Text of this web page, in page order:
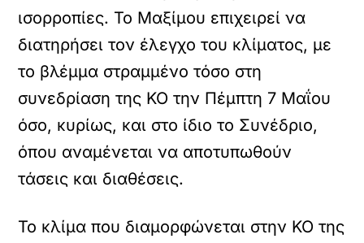
ισορροπίες. Το Μαξίμου επιχειρεί να
διατηρήσει τον έλεγχο του κλίματος, με
το βλέμμα στραμμένο τόσο στη
συνεδρίαση της ΚΟ την Πέμπτη 7 Μαΐου
όσο, κυρίως, και στο ίδιο το Συνέδριο,
όπου αναμένεται να αποτυπωθούν
τάσεις και διαθέσεις.
Το κλίμα που διαμορφώνεται στην ΚΟ της